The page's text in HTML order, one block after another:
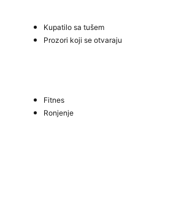
Kupatilo sa tušem
Prozori koji se otvaraju
Fitnes
Ronjenje